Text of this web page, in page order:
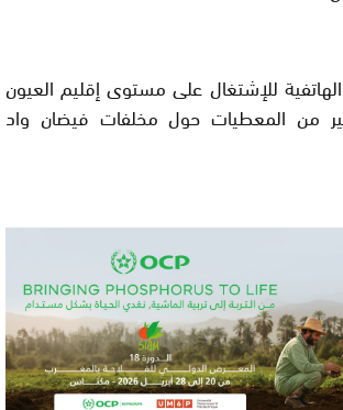
للإشتغال على مستوى إقليم العيون
من المعطيات حول مخلفات فيضان واد